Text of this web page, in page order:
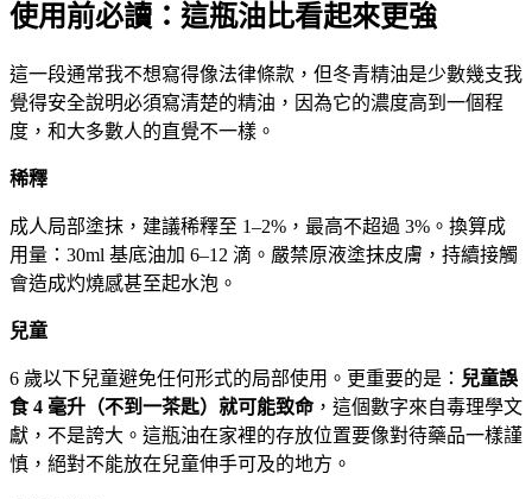
使用前必讀：這瓶油比看起來更強
這一段通常我不想寫得像法律條款，但冬青精油是少數幾支我
覺得安全說明必須寫清楚的精油，因為它的濃度高到一個程
度，和大多數人的直覺不一樣。
稀釋
成人局部塗抹，建議稀釋至 1–2%，最高不超過 3%。換算成
用量：30ml 基底油加 6–12 滴。嚴禁原液塗抹皮膚，持續接觸
會造成灼燒感甚至起水泡。
兒童
6 歲以下兒童避免任何形式的局部使用。更重要的是： 兒童誤
食 4 毫升（不到一茶匙）就可能致命 ，這個數字來自毒理學文
獻，不是誇大。這瓶油在家裡的存放位置要像對待藥品一樣謹
慎，絕對不能放在兒童伸手可及的地方。